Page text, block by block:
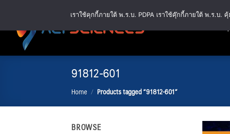
content
91812-601
Home / Products tagged “91812-601”
BROWSE
เราใช้คุกกี้ภายใต้ พ.ร.บ. PDPA เราใช้คุ๊กกี้ภายใต้ พ.ร.บ